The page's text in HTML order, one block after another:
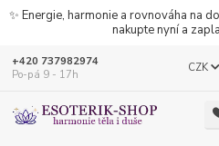
✨ Energie, harmonie a rovnováha na
nakupte nyní a
CZK
+420 737982974
Po-pá 9 - 17h